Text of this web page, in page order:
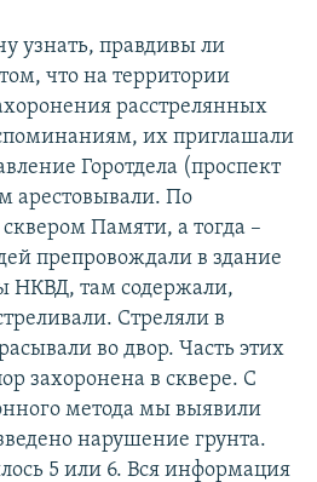
узнать, правдивы ли
что на территории
расстрелянных
их приглашали
Горотдела (проспект
арестовывали. По
Памяти, а тогда –
препровождали в здание
НКВД, там содержали,
Стреляли в
во двор. Часть этих
захоронена в сквере. С
метода мы выявили
нарушение грунта.
5 или 6. Вся информация